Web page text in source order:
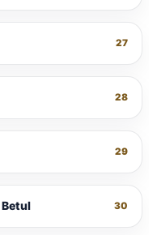
27
28
29
Betul 30